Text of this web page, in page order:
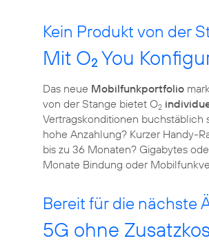
Kein Produkt von der
Mit O2 You
Das neue Mobilfunkportfolio
von der Stange bietet O2
Vertragskonditionen buchstäblich
hohe Anzahlung? Kurzer Handy-
bis zu 36 Monaten? Gigabytes
Monate Bindung oder
Bereit für die nächste
5G ohne